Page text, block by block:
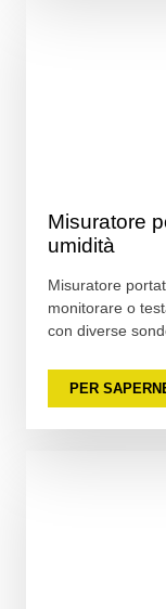
Misuratore
umidità
Misuratore
monitorare o
con diverse
PER